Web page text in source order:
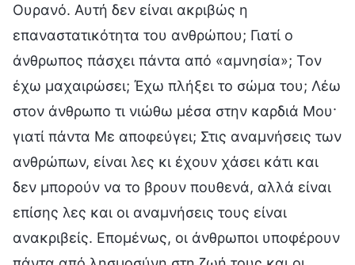
Ουρανό. Αυτή δεν είναι ακριβώς η
επαναστατικότητα του ανθρώπου; Γιατί ο
άνθρωπος πάσχει πάντα από «αμνησία»; Τον
έχω μαχαιρώσει; Έχω πλήξει το σώμα του; Λέω
στον άνθρωπο τι νιώθω μέσα στην καρδιά Μου·
γιατί πάντα Με αποφεύγει; Στις αναμνήσεις των
ανθρώπων, είναι λες κι έχουν χάσει κάτι και
δεν μπορούν να το βρουν πουθενά, αλλά είναι
επίσης λες και οι αναμνήσεις τους είναι
ανακριβείς. Επομένως, οι άνθρωποι υποφέρουν